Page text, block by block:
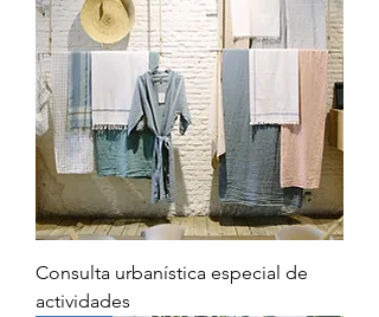
Consulta urbanística especial de
actividades